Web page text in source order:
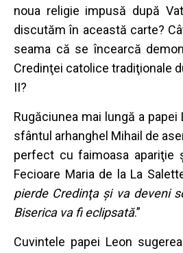
noua religie impusă după
discutăm în această carte?
seama că se încearcă
Credinţei catolice tradiţionale
II?
Rugăciunea mai lungă a papei
sfântul arhanghel Mihail de
perfect cu faimoasa apariţie
Fecioare Maria de la La
pierde Credinţa şi va deveni
Biserica va fi eclipsată.”
Cuvintele papei Leon